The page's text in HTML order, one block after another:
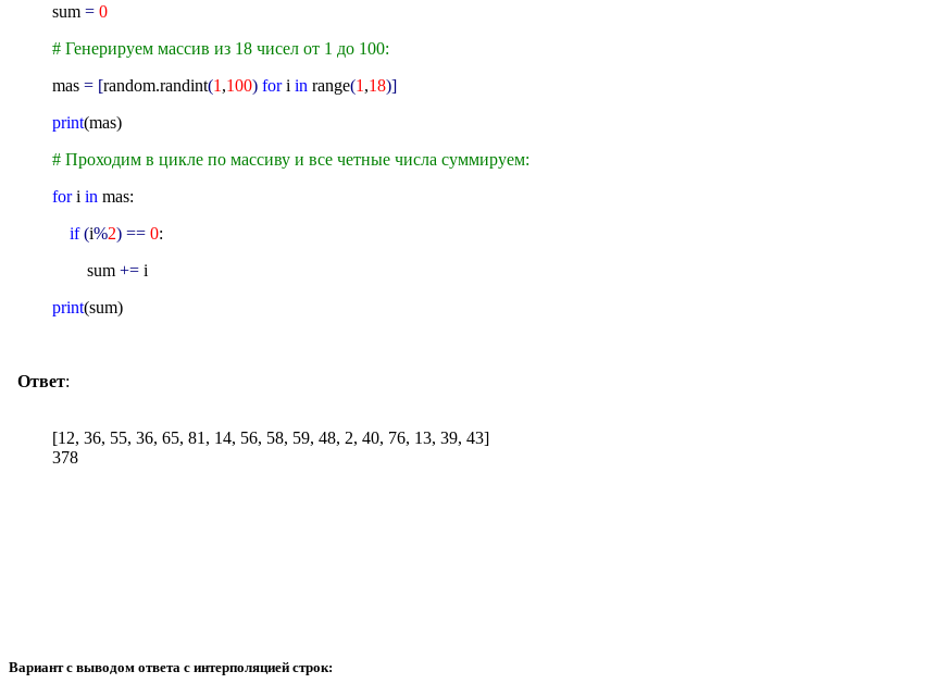
sum = 0
# Генерируем массив из 18 чисел от 1 до 100:
mas = [random.randint(1 ,100) fori in range(1 ,18)]
print(mas)
# Проходим в цикле по массиву и все четные числа суммируем:
fori in mas:
if (i%2) == 0:
sum += i
print(sum)
Ответ:
[12, 36, 55, 36, 65, 81, 14, 56, 58, 59, 48, 2, 40, 76, 13, 39, 43]
378
Вариант с выводом ответа с интерполяцией строк: